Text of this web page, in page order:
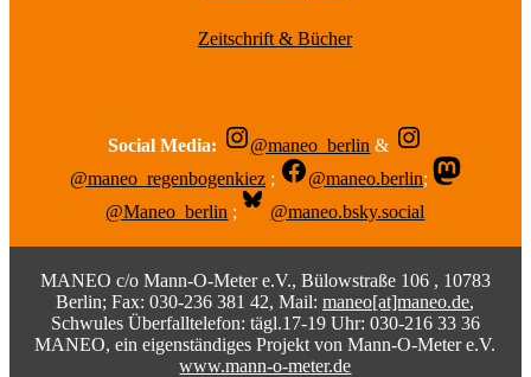
Zeitschrift & Bücher
Social Media: @maneo_berlin &
@maneo_regenbogenkiez ; @maneo.berlin;
@Maneo_berlin ; @maneo.bsky.social
MANEO c/o Mann-O-Meter e.V., Bülowstraße 106 , 10783
Berlin; Fax: 030-236 381 42, Mail:maneo[at]maneo.de,
Schwules Überfalltelefon: tägl.17-19 Uhr: 030-216 33 36
MANEO, ein eigenständiges Projekt von Mann-O-Meter e.V.
www.mann-o-meter.de